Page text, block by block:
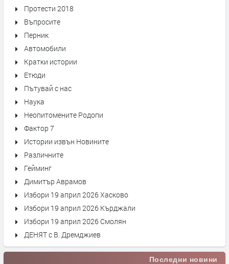
Протести 2018
Въпросите
Перник
Автомобили
Кратки истории
Етюди
Пътувай с нас
Наука
Неопитомените Родопи
Фактор 7
Истории извън Новините
Различните
Гейминг
Димитър Аврамов
Избори 19 април 2026 Хасково
Избори 19 април 2026 Кърджали
Избори 19 април 2026 Смолян
ДЕНЯТ с В. Дремджиев
Последни новини